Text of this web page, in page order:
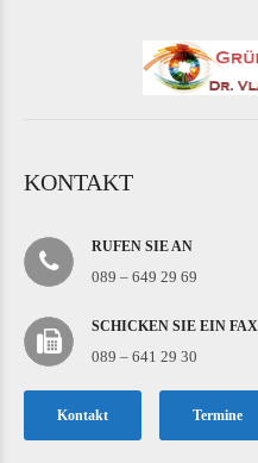
KONTAKT
RUFEN SIE AN
089 – 649 29 69
SCHICKEN SIE EIN FAX
089 – 641 29 30
Kontakt Termine